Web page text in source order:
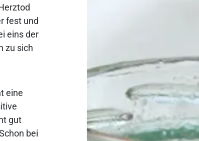
fest und
eins der
zu sich
eine
gut
bei